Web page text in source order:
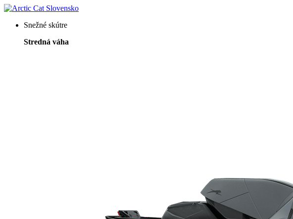
Snežné skútre
Stredná váha